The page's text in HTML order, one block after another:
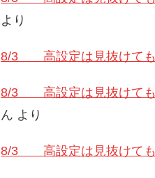
より
8/3 高設定は見抜けても
8/3 高設定は見抜けても
ん より
8/3 高設定は見抜けても